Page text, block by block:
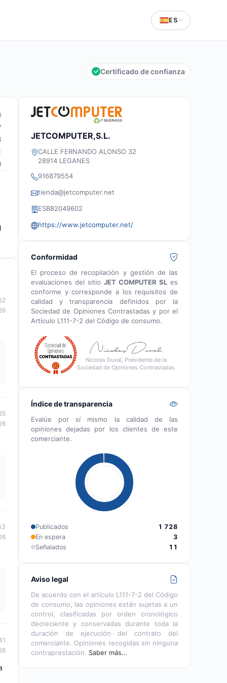
ES
Certificado de confianza
JETCOMPUTER,S.L.
CALLE FERNANDO ALONSO 32
28914 LEGANES
916879554
tienda@jetcomputer.net
ESB82049602
https://www.jetcomputer.net/
Conformidad
El proceso de recopilación y gestión de las
evaluaciones del sitio JET COMPUTER SL es
conforme y corresponde a los requisitos de
calidad y transparencia definidos por la
Sociedad de Opiniones Contrastadas y por el
Artículo L111-7-2 del Código de consumo.
Nicolas Duval, Presidente de la
Sociedad de Opiniones Contrastadas
Índice de transparencia
Evalúe por sí mismo la calidad de las
opiniones dejadas por los clientes de este
comerciante.
Publicados
1 728
En espera
3
Señalados
11
Aviso legal
De acuerdo con el artículo L111-7-2 del Código
de consumo, las opiniones están sujetas a un
control, clasificadas por orden cronológico
decreciente y conservadas durante toda la
duración de ejecución del contrato del
comerciante. Opiniones recogidas sin ninguna
contraprestación. Saber más…